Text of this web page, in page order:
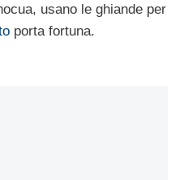
usano le ghiande per
porta fortuna.